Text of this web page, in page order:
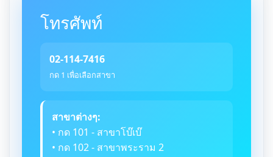
โทรศัพท์
02-114-7416
กด 1 เพื่อเลือกสาขา
สาขาต่างๆ:
• กด 101 - สาขาโบ๊เบ๊
• กด 102 - สาขาพระราม 2